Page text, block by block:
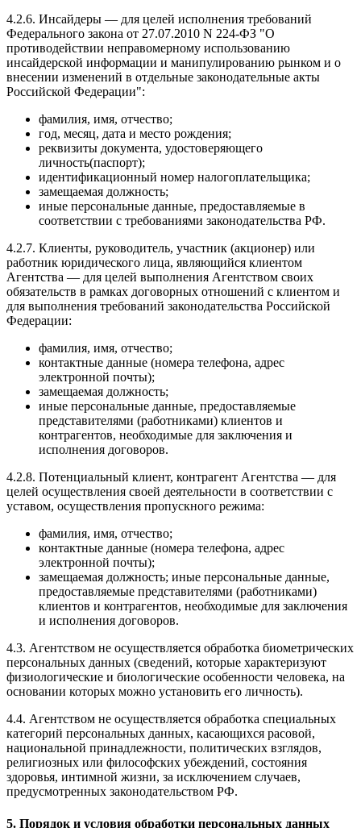
4.2.6. Инсайдеры — для целей исполнения требований
Федерального закона от 27.07.2010 N 224-ФЗ "О
противодействии неправомерному использованию
инсайдерской информации и манипулированию рынком и о
внесении изменений в отдельные законодательные акты
Российской Федерации":
фамилия, имя, отчество;
год, месяц, дата и место рождения;
реквизиты документа, удостоверяющего
личность(паспорт);
идентификационный номер налогоплательщика;
замещаемая должность;
иные персональные данные, предоставляемые в
соответствии с требованиями законодательства РФ.
4.2.7. Клиенты, руководитель, участник (акционер) или
работник юридического лица, являющийся клиентом
Агентства — для целей выполнения Агентством своих
обязательств в рамках договорных отношений с клиентом и
для выполнения требований законодательства Российской
Федерации:
фамилия, имя, отчество;
контактные данные (номера телефона, адрес
электронной почты);
замещаемая должность;
иные персональные данные, предоставляемые
представителями (работниками) клиентов и
контрагентов, необходимые для заключения и
исполнения договоров.
4.2.8. Потенциальный клиент, контрагент Агентства — для
целей осуществления своей деятельности в соответствии с
уставом, осуществления пропускного режима:
фамилия, имя, отчество;
контактные данные (номера телефона, адрес
электронной почты);
замещаемая должность; иные персональные данные,
предоставляемые представителями (работниками)
клиентов и контрагентов, необходимые для заключения
и исполнения договоров.
4.3. Агентством не осуществляется обработка биометрических
персональных данных (сведений, которые характеризуют
физиологические и биологические особенности человека, на
основании которых можно установить его личность).
4.4. Агентством не осуществляется обработка специальных
категорий персональных данных, касающихся расовой,
национальной принадлежности, политических взглядов,
религиозных или философских убеждений, состояния
здоровья, интимной жизни, за исключением случаев,
предусмотренных законодательством РФ.
5. Порядок и условия обработки персональных данных